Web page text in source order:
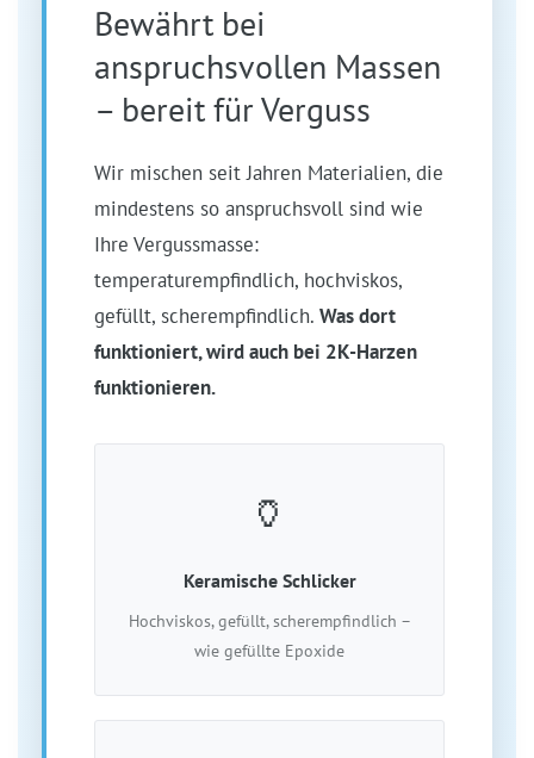
Bewährt bei
anspruchsvollen Massen
– bereit für Verguss
Wir mischen seit Jahren Materialien, die
mindestens so anspruchsvoll sind wie
Ihre Vergussmasse:
temperaturempfindlich, hochviskos,
gefüllt, scherempfindlich. Was dort
funktioniert, wird auch bei 2K-Harzen
funktionieren.
🏺
Keramische Schlicker
Hochviskos, gefüllt, scherempfindlich –
wie gefüllte Epoxide